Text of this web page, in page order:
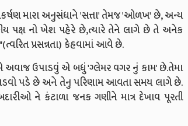
મારા અનુસંધાને 'સત્તા' તેમજ 'ઓળખ' છે, અન્ય
પક્ષ નો ખેશ પહેરે છે,ત્યારે તેને લાગે છે તે અનેક
પ્રસન્નતા) કેહવામાં આવે છે.
અવાજ ઉપાડવું એ બધું 'ગ્લેમર વગર નું કામ' છે.તેમા
પડે છે અને તેનુ પરિણામ આવતા સમય લાગે છે.
ને કંટાળા જનક ગણીને માત્ર દેખાવ પૂરતી